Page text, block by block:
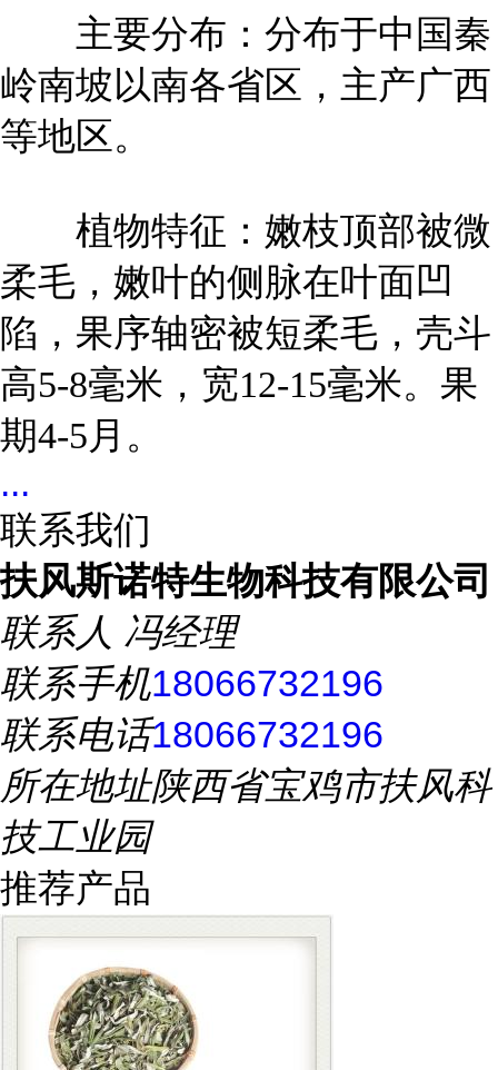
主要分布：分布于中国秦
岭南坡以南各省区，主产广西
等地区。
植物特征：嫩枝顶部被微
柔毛，嫩叶的侧脉在叶面凹
陷，果序轴密被短柔毛，壳斗
高5-8毫米，宽12-15毫米。果
期4-5月。
...
联系我们
扶风斯诺特生物科技有限公司
联系人 冯经理
联系手机18066732196
联系电话18066732196
所在地址陕西省宝鸡市扶风科
技工业园
推荐产品